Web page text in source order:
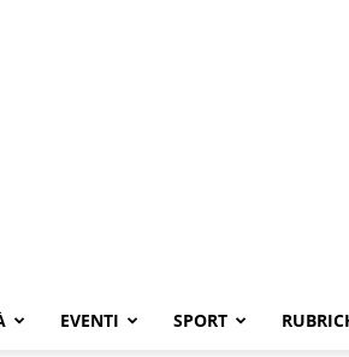
EVENTI SPORT